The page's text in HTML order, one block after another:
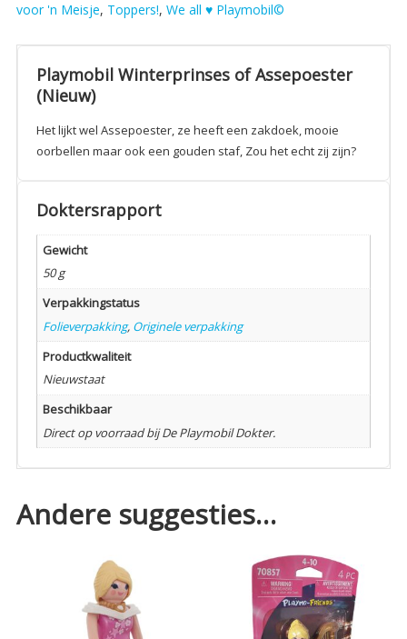
voor 'n Meisje, Toppers!, We all ♥ Playmobil©
Playmobil Winterprinses of Assepoester
(Nieuw)
Het lijkt wel Assepoester, ze heeft een zakdoek, mooie
oorbellen maar ook een gouden staf, Zou het echt zij zijn?
Doktersrapport
Gewicht
50 g
Verpakkingstatus
Folieverpakking, Originele verpakking
Productkwaliteit
Nieuwstaat
Beschikbaar
Direct op voorraad bij De Playmobil Dokter.
Andere suggesties…